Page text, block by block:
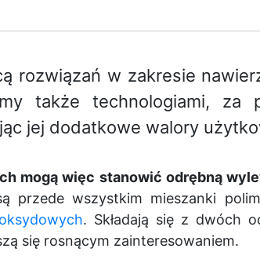
rozwiązań w zakresie
także technologiami,
jej dodatkowe walory
mogą więc stanowić odrębną
przede wszystkim mieszanki
. Składają się z dwóch
się rosnącym zainteresowaniem.